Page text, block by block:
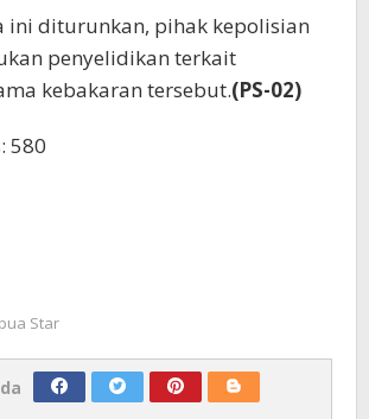
ini diturunkan, pihak kepolisian
penyelidikan terkait
kebakaran tersebut.(PS-02)
580
Star